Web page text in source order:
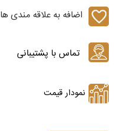
اضافه به علاقه مندی ها
نمودار قیمت